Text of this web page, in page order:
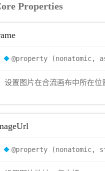
Properties
@property (nonatomic,
设置图片在合流画布中所在位
@property (nonatomic,